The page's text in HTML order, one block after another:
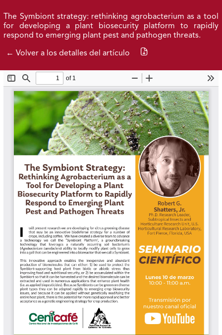
Número actual Números anteriores Acerca de
The Symbiont strategy: rethinking agrobacterium as a tool
for developing a plant biosecurity platform to rapidly
respond to emerging plant pest and pathogen threats.
← Volver a los detalles del artículo
Federación Nacional de Cafeteros | Powered by: Cenicafé
Al continuar utilizando este portal, aceptas nuestros
Términos y condiciones de usoy
Política de Privacidad y
Tratamiento de Datos Personales.